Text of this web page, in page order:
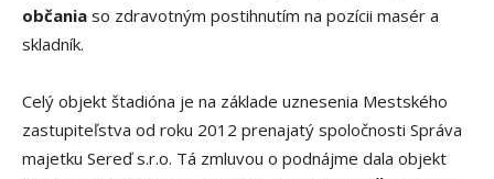
občania so zdravotným postihnutím na pozícii masér a
skladník.
Celý objekt štadióna je na základe uznesenia Mestského
zastupiteľstva od roku 2012 prenajatý spoločnosti Správa
majetku Sereď s.r.o. Tá zmluvou o podnájme dala objekt